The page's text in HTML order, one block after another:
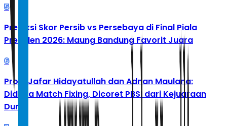
5
Prediksi Skor Persib vs Persebaya di Final Piala
Presiden 2026: Maung Bandung Favorit Juara
6
Profil Jafar Hidayatullah dan Adnan Maulana:
Diduga Match Fixing, Dicoret PBSI dari Kejuaraan
Dunia